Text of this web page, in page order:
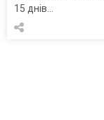
15 днів…